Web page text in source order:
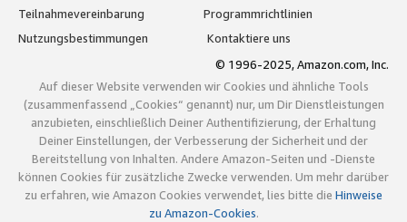
Teilnahmevereinbarung
Programmrichtlinien
Nutzungsbestimmungen
Kontaktiere uns
© 1996-2025, Amazon.com, Inc.
Auf dieser Website verwenden wir Cookies und ähnliche Tools
(zusammenfassend „Cookies“ genannt) nur, um Dir Dienstleistungen
anzubieten, einschließlich Deiner Authentifizierung, der Erhaltung
Deiner Einstellungen, der Verbesserung der Sicherheit und der
Bereitstellung von Inhalten. Andere Amazon-Seiten und -Dienste
können Cookies für zusätzliche Zwecke verwenden. Um mehr darüber
zu erfahren, wie Amazon Cookies verwendet, lies bitte die Hinweise
zu Amazon-Cookies.